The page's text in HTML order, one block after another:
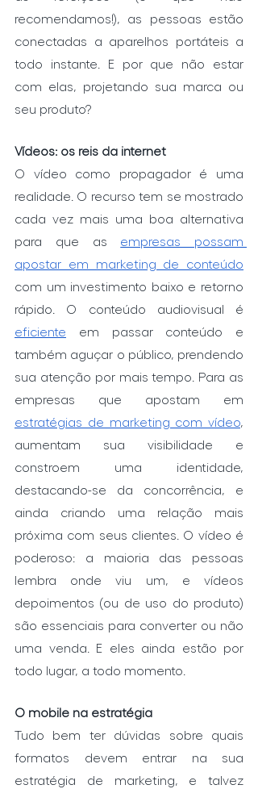
recomendamos!), as pessoas estão
conectadas a aparelhos portáteis a
todo instante. E por que não estar
com elas, projetando sua marca ou
seu produto?
Vídeos: os reis da internet
O vídeo como propagador é uma
realidade. O recurso tem se mostrado
cada vez mais uma boa alternativa
para que as empresas possam
apostar em marketing de conteúdo
com um investimento baixo e retorno
eficiente em passar conteúdo e
também aguçar o público, prendendo
sua atenção por mais tempo. Para as
estratégias de marketing com vídeo,
aumentam sua visibilidade e
constroem uma identidade,
destacando-se da concorrência, e
ainda criando uma relação mais
próxima com seus clientes. O vídeo é
poderoso: a maioria das pessoas
lembra onde viu um, e vídeos
depoimentos (ou de uso do produto)
são essenciais para converter ou não
uma venda. E eles ainda estão por
todo lugar, a todo momento.
O mobile na estratégia
Tudo bem ter dúvidas sobre quais
formatos devem entrar na sua
estratégia de marketing, e talvez